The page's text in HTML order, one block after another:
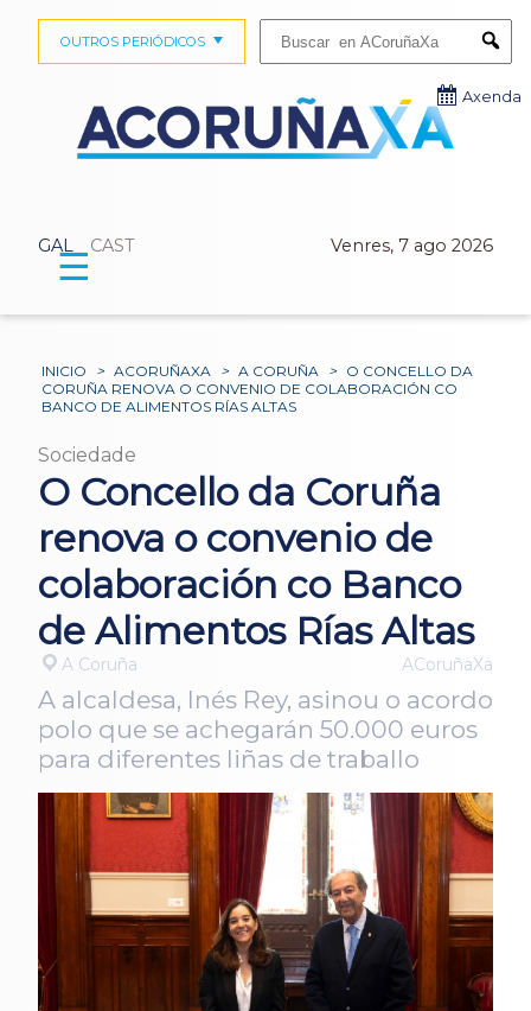
GAL CAST Venres, 7 ago 2026
OUTROS PERIÓDICOS
Axenda
☰
INICIO > ACORUÑAXA > A CORUÑA > O CONCELLO DA
CORUÑA RENOVA O CONVENIO DE COLABORACIÓN CO
BANCO DE ALIMENTOS RÍAS ALTAS
Sociedade
O Concello da Coruña
renova o convenio de
colaboración co Banco
de Alimentos Rías Altas
A Coruña ACoruñaXa
A alcaldesa, Inés Rey, asinou o acordo
polo que se achegarán 50.000 euros
para diferentes liñas de traballo